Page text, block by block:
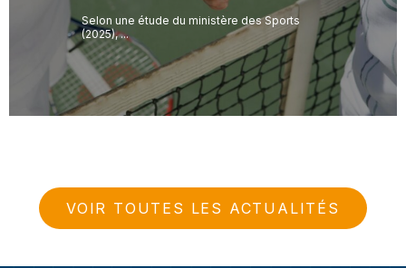
Selon une étude du ministère des Sports
(2025), ...
VOIR TOUTES LES ACTUALITÉS